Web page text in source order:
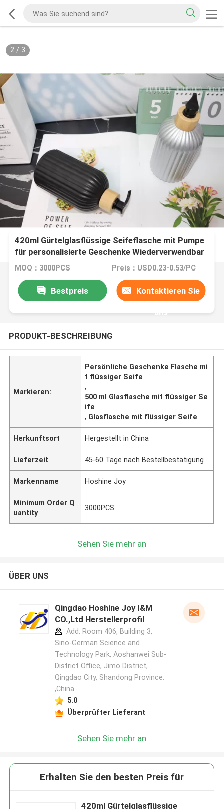
2/ 3
420ml Gürtelglasflüssige Seifeflasche mit Pumpe
für personalisierte Geschenke Wiederverwendbar
MOQ：3000PCS Preis：USD0.23-0.53/PC
Bestpreis Kontaktieren Sie
uns
PRODUKT-BESCHREIBUNG
Markieren:
Persönliche Geschenke Flasche mi
t flüssiger Seife
,
500 ml Glasflasche mit flüssiger Se
ife
, Glasflasche mit flüssiger Seife
Herkunftsort Hergestellt in China
Lieferzeit 45-60 Tage nach Bestellbestätigung
Markenname Hoshine Joy
Minimum Order Q
uantity
3000PCS
Sehen Sie mehr an
ÜBER UNS
Qingdao Hoshine Joy I&M
CO.,Ltd Herstellerprofil
Add: Room 406, Building 3,
Sino-German Science and
Technology Park, Aoshanwei Sub-
District Office, Jimo District,
Qingdao City, Shandong Province.
,China
5.0
Überprüfter Lieferant
Sehen Sie mehr an
Erhalten Sie den besten Preis für
420ml Gürtelglasflüssige